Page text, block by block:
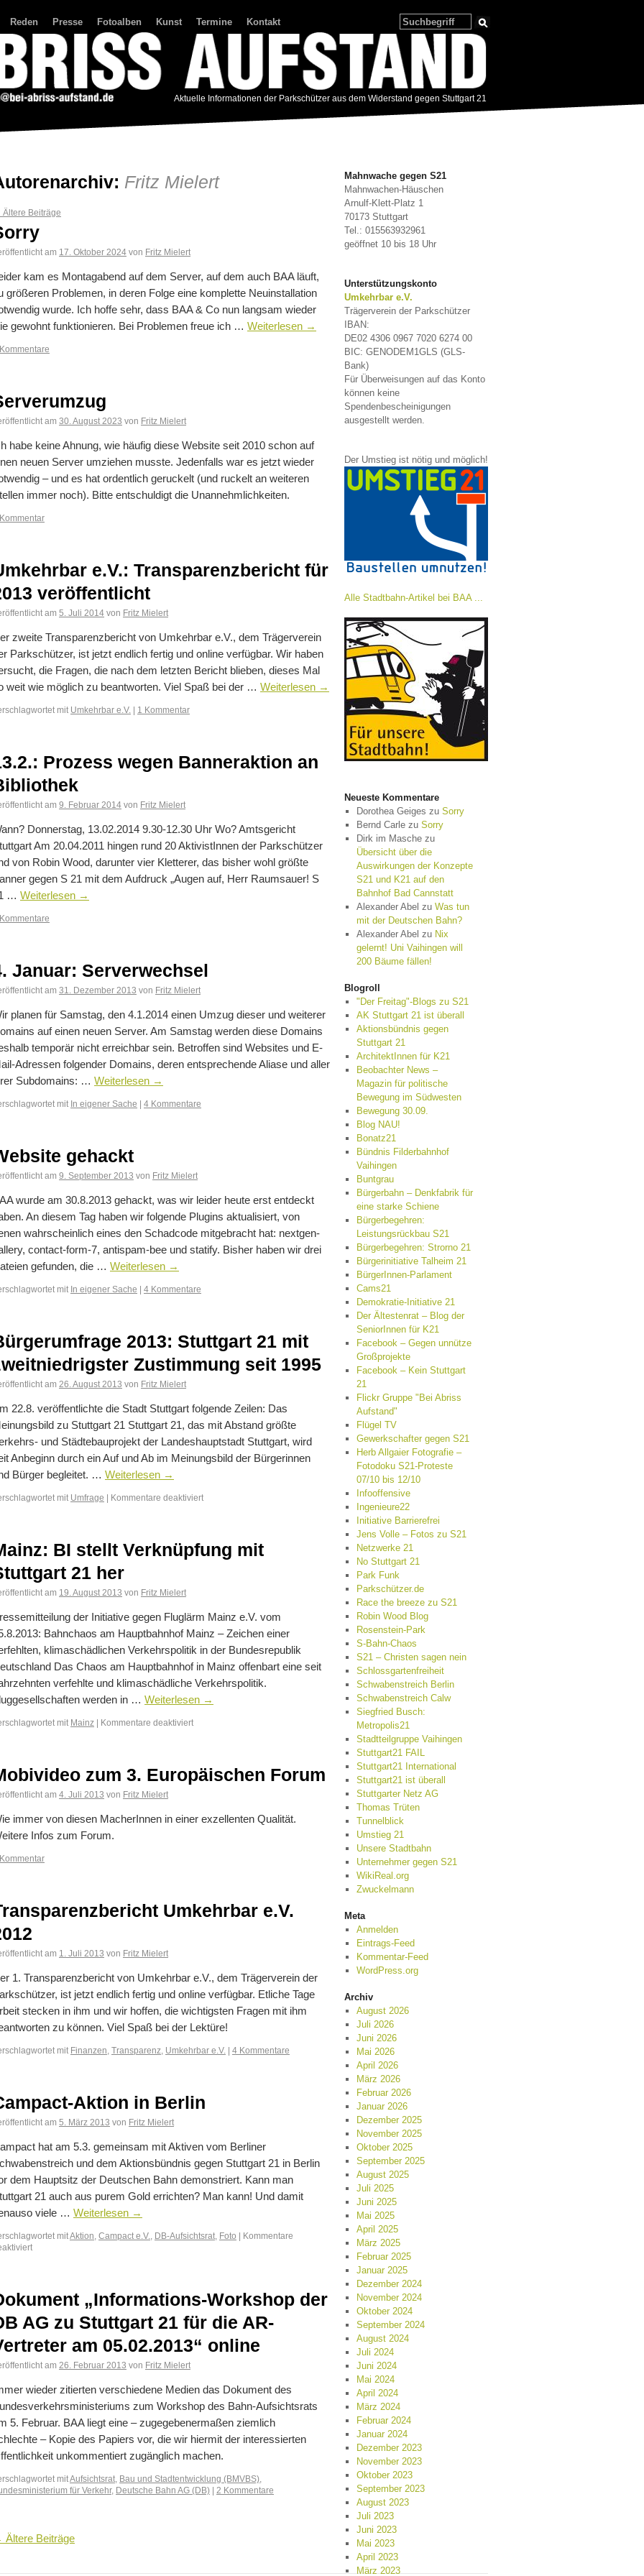
Reden Presse Fotoalben Kunst Termine Kontakt
Aktuelle Informationen der Parkschützer aus dem Widerstand gegen Stuttgart 21
Fritz Mielert
Ältere Beiträge
am 17. Oktober 2024 von Fritz Mielert
kam es Montagabend auf dem Server, auf dem auch BAA läuft,
größeren Problemen, in deren Folge eine komplette Neuinstallation
wurde. Ich hoffe sehr, dass BAA & Co nun langsam wieder
gewohnt funktionieren. Bei Problemen freue ich … Weiterlesen →
am 30. August 2023 von Fritz Mielert
habe keine Ahnung, wie häufig diese Website seit 2010 schon auf
neuen Server umziehen musste. Jedenfalls war es jetzt wieder
– und es hat ordentlich geruckelt (und ruckelt an weiteren
immer noch). Bitte entschuldigt die Unannehmlichkeiten.
e.V.: Transparenzbericht für
veröffentlicht
am 5. Juli 2014 von Fritz Mielert
zweite Transparenzbericht von Umkehrbar e.V., dem Trägerverein
Parkschützer, ist jetzt endlich fertig und online verfügbar. Wir haben
die Fragen, die nach dem letzten Bericht blieben, dieses Mal
weit wie möglich zu beantworten. Viel Spaß bei der … Weiterlesen →
mit Umkehrbar e.V. | 1 Kommentar
Prozess wegen Banneraktion an
am 9. Februar 2014 von Fritz Mielert
Donnerstag, 13.02.2014 9.30-12.30 Uhr Wo? Amtsgericht
Am 20.04.2011 hingen rund 20 AktivistInnen der Parkschützer
von Robin Wood, darunter vier Kletterer, das bisher wohl größte
gegen S 21 mit dem Aufdruck „Augen auf, Herr Raumsauer! S
… Weiterlesen →
Januar: Serverwechsel
am 31. Dezember 2013 von Fritz Mielert
planen für Samstag, den 4.1.2014 einen Umzug dieser und weiterer
auf einen neuen Server. Am Samstag werden diese Domains
temporär nicht erreichbar sein. Betroffen sind Websites und E-
Adressen folgender Domains, deren entsprechende Aliase und aller
Subdomains: … Weiterlesen →
mit In eigener Sache | 4 Kommentare
gehackt
am 9. September 2013 von Fritz Mielert
wurde am 30.8.2013 gehackt, was wir leider heute erst entdeckt
An diesem Tag haben wir folgende Plugins aktualisiert, von
wahrscheinlich eines den Schadcode mitgebracht hat: nextgen-
contact-form-7, antispam-bee und statify. Bisher haben wir drei
gefunden, die … Weiterlesen →
mit In eigener Sache | 4 Kommentare
2013: Stuttgart 21 mit
Zustimmung seit 1995
am 26. August 2013 von Fritz Mielert
22.8. veröffentlichte die Stadt Stuttgart folgende Zeilen: Das
zu Stuttgart 21 Stuttgart 21, das mit Abstand größte
und Städtebauprojekt der Landeshauptstadt Stuttgart, wird
Anbeginn durch ein Auf und Ab im Meinungsbild der Bürgerinnen
Bürger begleitet. … Weiterlesen →
mit Umfrage | Kommentare deaktiviert
BI stellt Verknüpfung mit
21 her
am 19. August 2013 von Fritz Mielert
der Initiative gegen Fluglärm Mainz e.V. vom
Bahnchaos am Hauptbahnhof Mainz – Zeichen einer
klimaschädlichen Verkehrspolitik in der Bundesrepublik
Das Chaos am Hauptbahnhof in Mainz offenbart eine seit
verfehlte und klimaschädliche Verkehrspolitik.
werden in … Weiterlesen →
mit Mainz | Kommentare deaktiviert
zum 3. Europäischen Forum
am 4. Juli 2013 von Fritz Mielert
immer von diesen MacherInnen in einer exzellenten Qualität.
Infos zum Forum.
Umkehrbar e.V.
am 1. Juli 2013 von Fritz Mielert
1. Transparenzbericht von Umkehrbar e.V., dem Trägerverein der
ist jetzt endlich fertig und online verfügbar. Etliche Tage
stecken in ihm und wir hoffen, die wichtigsten Fragen mit ihm
zu können. Viel Spaß bei der Lektüre!
mit Finanzen Transparenz Umkehrbar e.V. | 4 Kommentare
Aktion in Berlin
am 5. März 2013 von Fritz Mielert
hat am 5.3. gemeinsam mit Aktiven vom Berliner
und dem Aktionsbündnis gegen Stuttgart 21 in Berlin
dem Hauptsitz der Deutschen Bahn demonstriert. Kann man
21 auch aus purem Gold errichten? Man kann! Und damit
viele … Weiterlesen →
mitAktion Campact e.V. DB-Aufsichtsrat Foto | Kommentare
„Informations-Workshop der
AG zu Stuttgart 21 für die AR-
am 05.02.2013“ online
am 26. Februar 2013 von Fritz Mielert
wieder zitierten verschiedene Medien das Dokument des
zum Workshop des Bahn-Aufsichtsrats
5. Februar. BAA liegt eine – zugegebenermaßen ziemlich
– Kopie des Papiers vor, die wir hiermit der interessierten
unkommentiert zugänglich machen.
mitAufsichtsrat Bau und Stadtentwicklung (BMVBS)
für Verkehr, Deutsche Bahn AG (DB) | 2 Kommentare
Ältere Beiträge
Mahnwache gegen S21
Mahnwachen-Häuschen
Arnulf-Klett-Platz 1
70173 Stuttgart
Tel.: 015563932961
geöffnet 10 bis 18 Uhr
Unterstützungskonto
Umkehrbar e.V.
Trägerverein der Parkschützer
IBAN:
DE02 4306 0967 7020 6274 00
BIC: GENODEM1GLS (GLS-
Bank)
Für Überweisungen auf das Konto
können keine
Spendenbescheinigungen
ausgestellt werden.
Der Umstieg ist nötig und möglich!
Alle Stadtbahn-Artikel bei BAA ...
Neueste Kommentare
Dorothea Geiges zu Sorry
Bernd Carlezu Sorry
Dirk im Maschezu
Übersicht über die
Auswirkungen der Konzepte
S21 und K21 auf den
Bahnhof Bad Cannstatt
Alexander Abel zu Was tun
mit der Deutschen Bahn?
Alexander Abel zu Nix
gelernt! Uni Vaihingen will
200 Bäume fällen!
Blogroll
"Der Freitag"-Blogs zu S21
AK Stuttgart 21 ist überall
Aktionsbündnis gegen
Stuttgart 21
ArchitektInnen für K21
Beobachter News –
Magazin für politische
Bewegung im Südwesten
Bewegung 30.09.
Blog NAU!
Bonatz21
Bündnis Filderbahnhof
Vaihingen
Buntgrau
Bürgerbahn – Denkfabrik für
eine starke Schiene
Bürgerbegehren:
Leistungsrückbau S21
Bürgerbegehren: Strorno 21
Bürgerinitiative Talheim 21
BürgerInnen-Parlament
Cams21
Demokratie-Initiative 21
Der Ältestenrat – Blog der
SeniorInnen für K21
Facebook – Gegen unnütze
Großprojekte
Facebook – Kein Stuttgart
21
Flickr Gruppe "Bei Abriss
Aufstand"
Flügel TV
Gewerkschafter gegen S21
Herb Allgaier Fotografie –
Fotodoku S21-Proteste
07/10 bis 12/10
Infooffensive
Ingenieure22
Initiative Barrierefrei
Jens Volle – Fotos zu S21
Netzwerke 21
No Stuttgart 21
Park Funk
Parkschützer.de
Race the breeze zu S21
Robin Wood Blog
Rosenstein-Park
S-Bahn-Chaos
S21 – Christen sagen nein
Schlossgartenfreiheit
Schwabenstreich Berlin
Schwabenstreich Calw
Siegfried Busch:
Metropolis21
Stadtteilgruppe Vaihingen
Stuttgart21 FAIL
Stuttgart21 International
Stuttgart21 ist überall
Stuttgarter Netz AG
Thomas Trüten
Tunnelblick
Umstieg 21
Unsere Stadtbahn
Unternehmer gegen S21
WikiReal.org
Zwuckelmann
Meta
Anmelden
Eintrags-Feed
Kommentar-Feed
WordPress.org
Archiv
August 2026
Juli 2026
Juni 2026
Mai 2026
April 2026
März 2026
Februar 2026
Januar 2026
Dezember 2025
November 2025
Oktober 2025
September 2025
August 2025
Juli 2025
Juni 2025
Mai 2025
April 2025
März 2025
Februar 2025
Januar 2025
Dezember 2024
November 2024
Oktober 2024
September 2024
August 2024
Juli 2024
Juni 2024
Mai 2024
April 2024
März 2024
Februar 2024
Januar 2024
Dezember 2023
November 2023
Oktober 2023
September 2023
August 2023
Juli 2023
Juni 2023
Mai 2023
April 2023
März 2023